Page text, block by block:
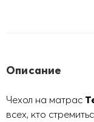
Описание
Чехол на матрас
всех, кто